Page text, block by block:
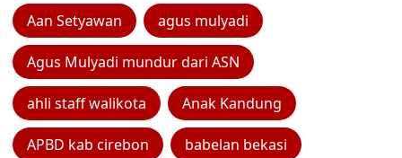
Aan Setyawan agus mulyadi
Agus Mulyadi mundur dari ASN
ahli staff walikota Anak Kandung
APBD kab cirebon babelan bekasi